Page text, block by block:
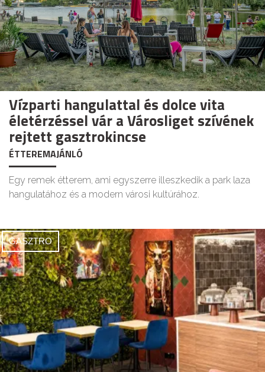
Vízparti hangulattal és dolce vita
életérzéssel vár a Városliget szívének
rejtett gasztrokincse
ÉTTEREMAJÁNLÓ
Egy remek étterem, ami egyszerre illeszkedik a park laza
hangulatához és a modern városi kultúrához.
GASZTRO